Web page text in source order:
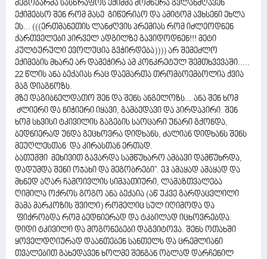
მეგობარმა სასწრაფოს ექიმმა მომწერა გვლანძღავენ
ექიმებსო შენ რომ მასე გიწერიაო და ამიტომ ავხსენი ეხლა
ეს... (((ერთმანეთის ლანძღვის პრემიას რომ იძლეოდნენ
ქართველები პირველ ადგილზე გავიდოდნენ!!! მეტი
კულტურული ევოლუცია გვჭირდება)))) არ შემეძლო
ექიმების მხარე არ დამეჭირა ამ კონკრეტულ შემთხვევაში.....
22 წლის ანა ბექაიას რაც დაემართა თრომბოემბოლია ქვია
მაგ დიაგნოზს.
მზე დაგიბნელდათო შენ და შენს ანგელოზს... ანა შენ ხომ
ძლიერი და ნიჭიერი იყავი, გამბედავი და პირდაპირი. შენ
ხომ სხვისი ტკივილის გაგების საოცარი უნარი გქონდა,
ბედნიერად უნდა გეცხოვრა დიდხანს, ძალიან დიდხანს შენს
მეუღლესთან და კირასთან ერთად.
ბათუმში მეხივით გავარდა სამწუხარო ამბავი დამწუხრდა,
დადუმდა შენი ოჯახი და მეგობრები". ეჰ ამაყად ამაყად და
მხნედ აღარ ჩამოივლის სიმპათიური, ლამაზთვალება
ღიმილა ოქროს გოგო ანა ბექაია (აწ უკვე გარდაცვლილი
მამა მარკოზის შვილი) რომელიც სულ იღიმოდა და
ფიქრობდა რომ ბედნიერად და ტკბილად იცხოვრებდა.
დიდი ტკივილი და მოგონებები დაგვიტოვა. შენს ოთახში
ყოველდღიურად დაანთებენ სანთელს და ცრემლიანი
თვალებით გახედავენ ხოლმე შენგან ობლად დარჩენილ